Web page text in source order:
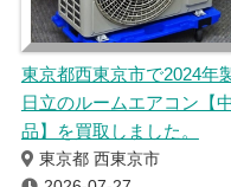
東京都西東京市で2024年
日立のルームエアコン【
品】を買取しました。
東京都 西東京市